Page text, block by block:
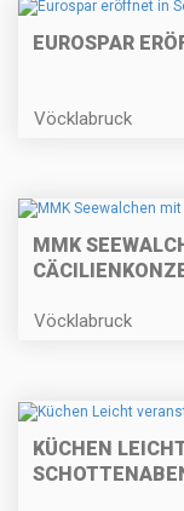
EUROSPAR
Vöcklabruck
MMK
Vöcklabruck
KÜCHEN